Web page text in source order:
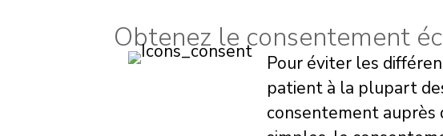
Obtenez le consentement
Pour éviter les
patient à la plupart
consentement auprès